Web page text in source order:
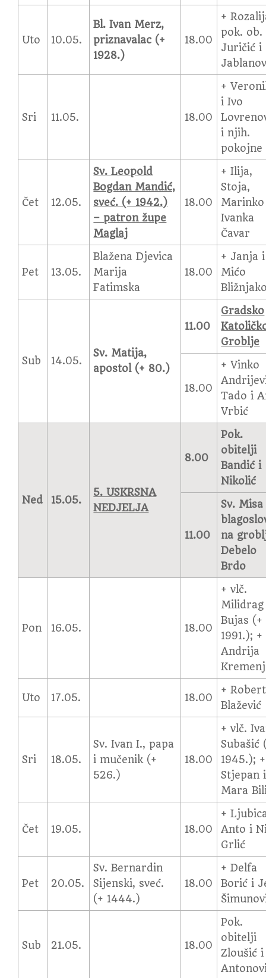
Uto 10.05.
Bl. Ivan Merz,
priznavalac (+
1928.)
18.00
+
pok. ob.
Juričić i
Sri 11.05. 18.00
+
i Ivo
i njih.
pokojne
Čet 12.05.
Sv. Leopold
Bogdan Mandić,
sveć. (+ 1942.)
– patron župe
Maglaj
18.00
+ Ilija,
Stoja,
Ivanka
Čavar
Pet 13.05.
Blažena Djevica
Marija
Fatimska
18.00
+ Janja i
Mićo
Sub 14.05.
Sv. Matija,
apostol (+ 80.)
11.00
Gradsko
Groblje
18.00
+ Vinko
Tado i
Vrbić
Ned 15.05.
5. USKRSNA
NEDJELJA
8.00
Pok.
obitelji
Bandić i
Nikolić
11.00
Sv.
na
Debelo
Brdo
Pon 16.05. 18.00
+ vlč.
Milidrag
Bujas (+
1991.); +
Andrija
Uto 17.05. 18.00
+ Robert
Blažević
Sri 18.05.
Sv. Ivan I., papa
i mučenik (+
526.)
18.00
+ vlč.
Subašić
1945.); +
Stjepan i
Mara
Čet 19.05. 18.00
+
Anto i
Grlić
Pet 20.05.
Sv. Bernardin
Sijenski, sveć.
(+ 1444.)
18.00
+ Delfa
Borić i
Sub 21.05. 18.00
Pok.
obitelji
Zloušić i